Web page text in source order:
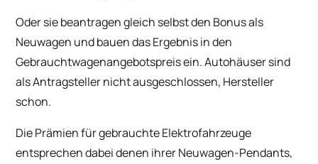
Oder sie beantragen gleich selbst den Bonus als
Neuwagen und bauen das Ergebnis in den
Gebrauchtwagenangebotspreis ein. Autohäuser sind
als Antragsteller nicht ausgeschlossen, Hersteller
schon.
Die Prämien für gebrauchte Elektrofahrzeuge
entsprechen dabei denen ihrer Neuwagen-Pendants,